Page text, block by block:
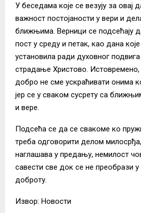
У беседама које се везују за овај
важност постојаности у вери и
ближњима. Верници се подсећају
пост у среду и петак, као дана
установила ради духовног
страдање Христово. Истовремено,
добро не сме ускраћивати онима
јер се у сваком сусрету са
и вере.
Подсећа се да се свакоме ко
треба одговорити делом милосрђа,
наглашава у предању, немилост
савести све док се не преобрази у
доброту.
Извор: Новости